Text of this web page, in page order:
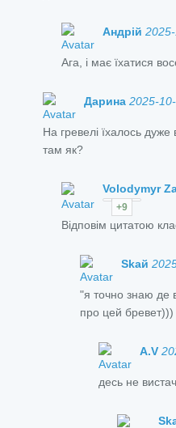
Андрій
Ага, і має їхатися
Дарина 2025-
На гревелі їхалось
там як?
Volodymyr
+9
Відповім цитатою
Skай
"я точно знаю де
про цей бревет)))
A.V
десь не